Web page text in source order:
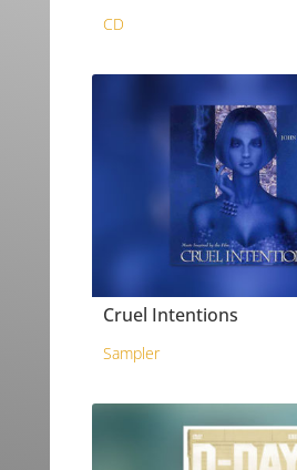
CD
Cruel Intentions
Sampler